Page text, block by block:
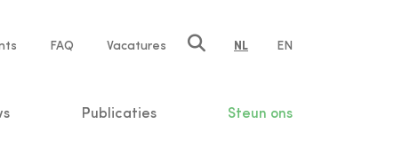
FAQ Vacatures NL EN
Publicaties Steun ons